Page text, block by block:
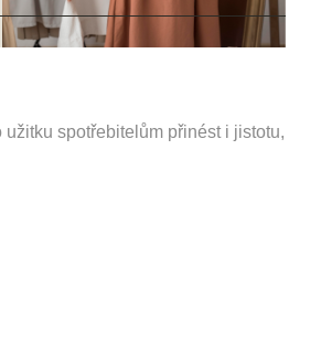
spotřebitelům přinést i jistotu,